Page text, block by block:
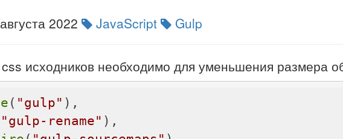
2022 JavaScript Gulp
исходников необходимо для уменьшения размера
( "gulp" ),
"gulp-rename" ),